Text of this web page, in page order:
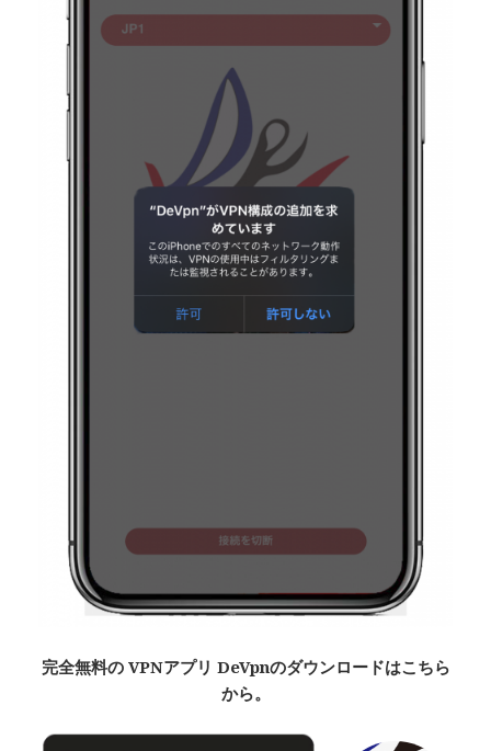
完全無料の VPNアプリ DeVpnのダウンロードはこちら
から。